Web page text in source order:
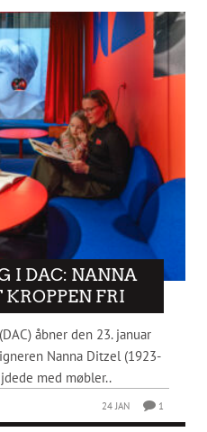
I DAC: NANNA
FRI
åbner den 23. januar
Nanna Ditzel (1923-
med møbler..
24 JAN 1